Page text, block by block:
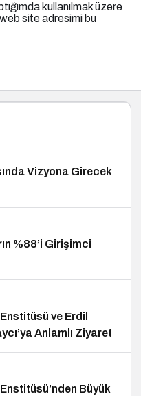
kullanılmak üzere
site adresimi bu
Vizyona Girecek
%88’i Girişimci
ve Erdil
Anlamlı Ziyaret
Büyük